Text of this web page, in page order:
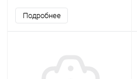
Подробнее